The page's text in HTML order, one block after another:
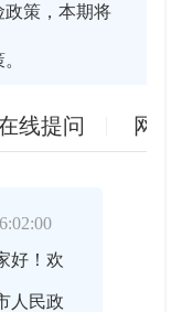
政策，本期将
线提问 网
好！欢
人民政